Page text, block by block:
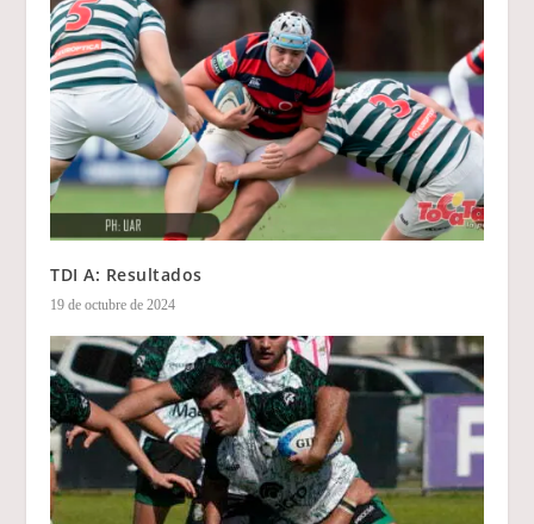
TDI A: Resultados
19 de octubre de 2024